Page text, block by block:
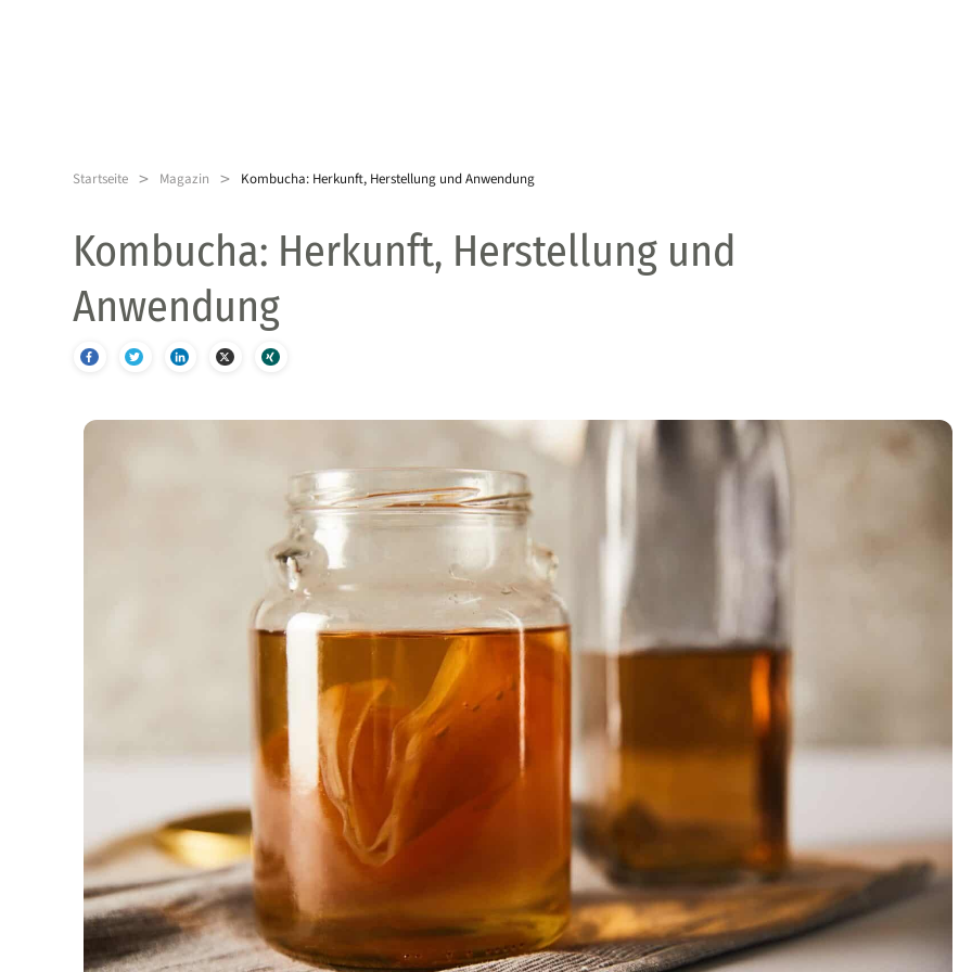
Startseite > Magazin > Kombucha: Herkunft, Herstellung und Anwendung
Kombucha: Herkunft, Herstellung und
Anwendung